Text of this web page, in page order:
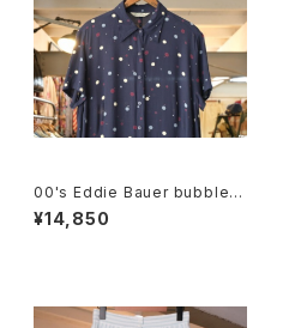
00's Eddie Bauer bubble d
ot rayon shirt maxi Dress
¥14,850